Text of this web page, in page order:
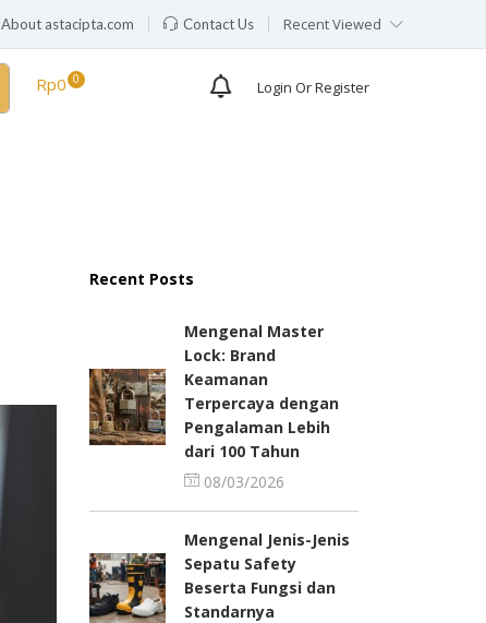
About astacipta.com Contact Us Recent Viewed
Rp0 Login Or Register
Recent Posts
Mengenal Master
Lock: Brand
Keamanan
Terpercaya dengan
Pengalaman Lebih
dari 100 Tahun
08/03/2026
Mengenal Jenis-Jenis
Sepatu Safety
Beserta Fungsi dan
Standarnya